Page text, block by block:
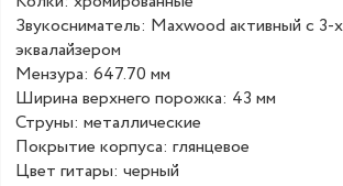
Звукосниматель: Maxwood активный с 3-
эквалайзером
Мензура: 647.70 мм
Ширина верхнего порожка: 43 мм
Струны: металлические
Покрытие корпуса: глянцевое
Цвет гитары: черный